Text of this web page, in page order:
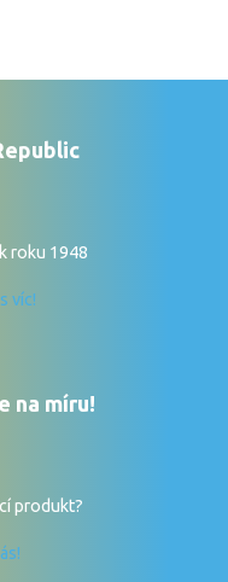
roku 1948
víc!
na míru!
produkt?